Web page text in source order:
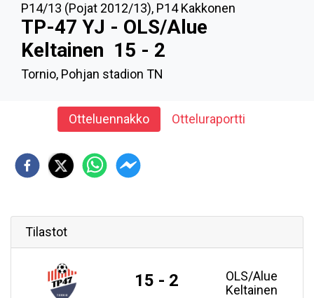
P14/13 (Pojat 2012/13), P14 Kakkonen
TP-47 YJ - OLS/Alue
Keltainen 15 - 2
Tornio, Pohjan stadion TN
Otteluennakko Otteluraportti
Tilastot
15 - 2
OLS/Alue
Keltainen